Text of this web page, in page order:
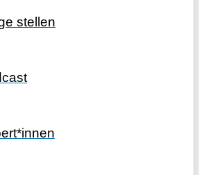
stellen